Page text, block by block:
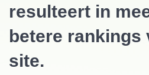
resulteert in
betere rankings
site.